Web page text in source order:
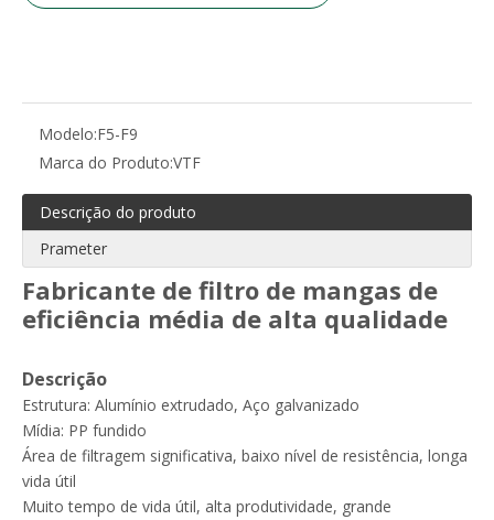
Modelo:F5-F9
Marca do Produto:VTF
Descrição do produto
Prameter
Fabricante de filtro de mangas de
eficiência média de alta qualidade
Descrição
Estrutura: Alumínio extrudado, Aço galvanizado
Mídia: PP fundido
Área de filtragem significativa, baixo nível de resistência, longa
vida útil
Muito tempo de vida útil, alta produtividade, grande